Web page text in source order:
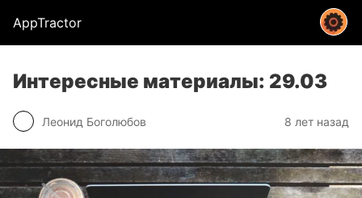
AppTractor
Интересные материалы: 29.03
Леонид Боголюбов 8 лет назад